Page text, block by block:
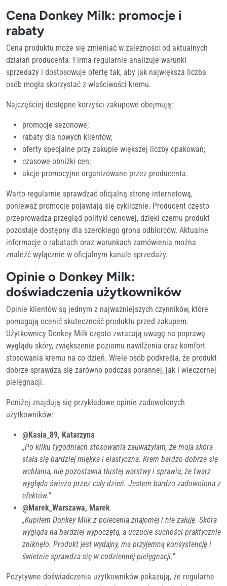
Cena Donkey Milk: promocje i
rabaty
Cena produktu może się zmieniać w zależności od aktualnych
działań producenta. Firma regularnie analizuje warunki
sprzedaży i dostosowuje ofertę tak, aby jak największa liczba
osób mogła skorzystać z właściwości kremu.
Najczęściej dostępne korzyści zakupowe obejmują:
promocje sezonowe;
rabaty dla nowych klientów;
oferty specjalne przy zakupie większej liczby opakowań;
czasowe obniżki cen;
akcje promocyjne organizowane przez producenta.
Warto regularnie sprawdzać oficjalną stronę internetową,
ponieważ promocje pojawiają się cyklicznie. Producent często
przeprowadza przegląd polityki cenowej, dzięki czemu produkt
pozostaje dostępny dla szerokiego grona odbiorców. Aktualne
informacje o rabatach oraz warunkach zamówienia można
znaleźć wyłącznie w oficjalnym kanale sprzedaży.
Opinie o Donkey Milk:
doświadczenia użytkowników
Opinie klientów są jednym z najważniejszych czynników, które
pomagają ocenić skuteczność produktu przed zakupem.
Użytkownicy Donkey Milk często zwracają uwagę na poprawę
wyglądu skóry, zwiększenie poziomu nawilżenia oraz komfort
stosowania kremu na co dzień. Wiele osób podkreśla, że produkt
dobrze sprawdza się zarówno podczas porannej, jak i wieczornej
pielęgnacji.
Poniżej znajdują się przykładowe opinie zadowolonych
użytkowników:
@Kasia_89, Katarzyna
„Po kilku tygodniach stosowania zauważyłam, że moja skóra
stała się bardziej miękka i elastyczna. Krem bardzo dobrze się
wchłania, nie pozostawia tłustej warstwy i sprawia, że twarz
wygląda świeżo przez cały dzień. Jestem bardzo zadowolona z
efektów.”
@Marek_Warszawa, Marek
„Kupiłem Donkey Milk z polecenia znajomej i nie żałuję. Skóra
wygląda na bardziej wypoczętą, a uczucie suchości praktycznie
zniknęło. Produkt jest wydajny, ma przyjemną konsystencję i
świetnie sprawdza się w codziennej pielęgnacji.”
Pozytywne doświadczenia użytkowników pokazują, że regularne